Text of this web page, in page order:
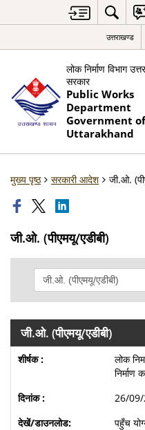
उत्तराखण्ड
लोक निर्माण विभाग
सरकार
Public Works
Department
Government of
Uttarakhand
मुख्य पृष्ठ सरकारी आदेश जी.ओ.
जी.ओ. (पीएमयू/एडीबी)
जी.ओ. (पीएमयू/एडीबी)
लोक
निर्माण
26/
पहुँच